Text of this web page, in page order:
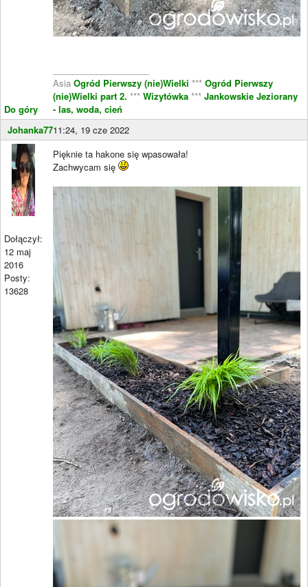
Do góry
Asia Ogród Pierwszy (nie)Wielki *** Ogród Pierwszy
(nie)Wielki part 2. *** Wizytówka *** Jankowskie Jeziorany
- las, woda, cień
Johanka7711:24, 19 cze 2022
Dołączył:
12 maj
2016
Posty:
13628
Pięknie ta hakone się wpasowała!
Zachwycam się